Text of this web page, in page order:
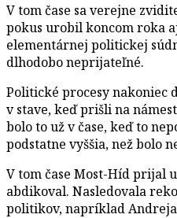
V tom čase sa verejne
pokus urobil koncom roka
elementárnej politickej
dlhodobo neprijateľné.
Politické procesy nakoniec
v stave, keď prišli na
bolo to už v čase, keď to
podstatne vyššia, než bolo
V tom čase Most-Híd prijal
abdikoval. Nasledovala
politikov, napríklad